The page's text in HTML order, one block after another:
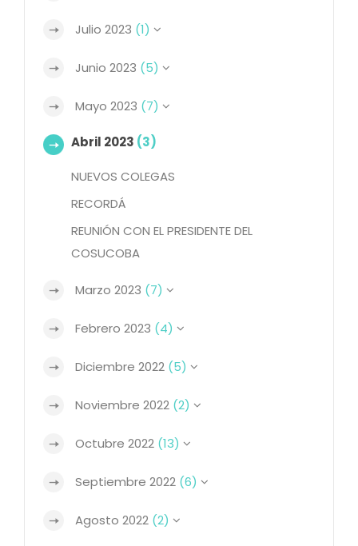
Julio 2023 (1)
Junio 2023 (5)
Mayo 2023 (7)
Abril 2023 (3)
NUEVOS COLEGAS
RECORDÁ
REUNIÓN CON EL PRESIDENTE DEL
COSUCOBA
Marzo 2023 (7)
Febrero 2023 (4)
Diciembre 2022 (5)
Noviembre 2022 (2)
Octubre 2022 (13)
Septiembre 2022 (6)
Agosto 2022 (2)